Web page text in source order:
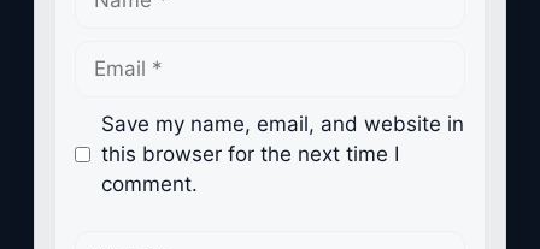
Email
Save my name, email, and website in
this browser for the next time I
comment.